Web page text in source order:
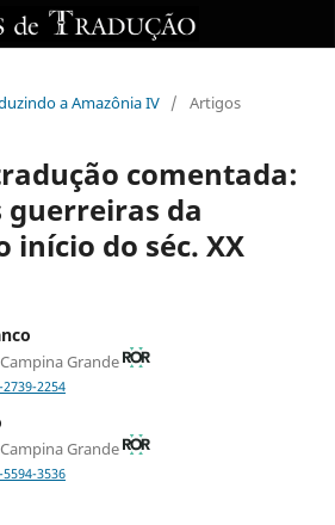
a Amazônia IV / Artigos
comentada:
guerreiras da
início do séc. XX
Grande
2254
Grande
3536